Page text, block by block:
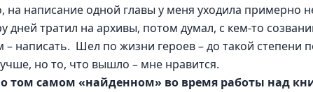
на написание одной главы у меня уходила примерно
дней тратил на архивы, потом думал, с кем-то
– написать.  Шел по жизни героев – до такой степени
но то, что вышло – мне нравится.
о том самом «найденном» во время работы над